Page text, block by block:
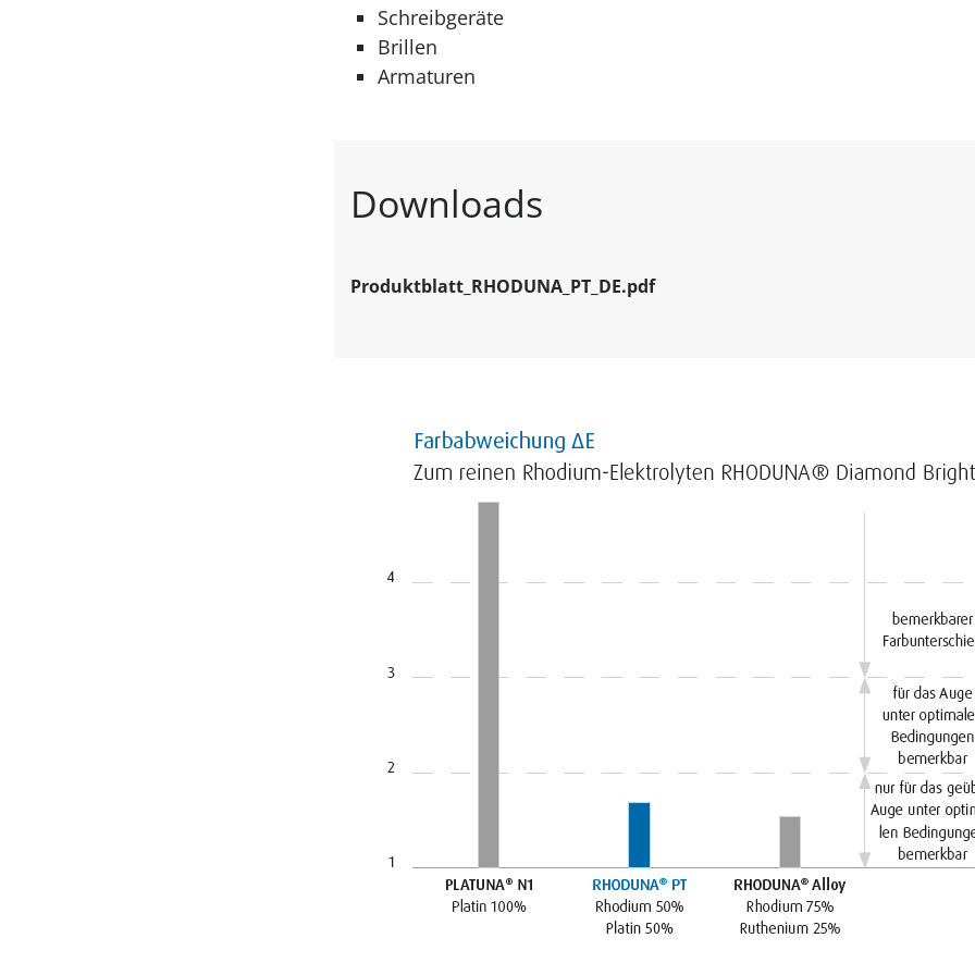
Schreibgeräte
Brillen
Armaturen
Downloads
Produktblatt_RHODUNA_PT_DE.pdf